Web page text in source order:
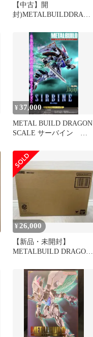
【中古】開
封)METALBUILDDRAGO
¥37,000
METAL BUILD DRAGON
SCALE サーバイン 魂
¥ 26,000
【新品・未開封】
METALBUILD DRAGON